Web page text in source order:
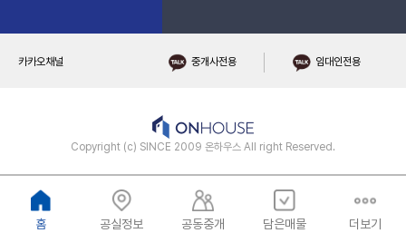
카카오채널 중개사전용 임대인전용
Copyright (c) SINCE 2009 온하우스 All right Reserved.
홈 공실정보 공동중개 담은매물 더보기